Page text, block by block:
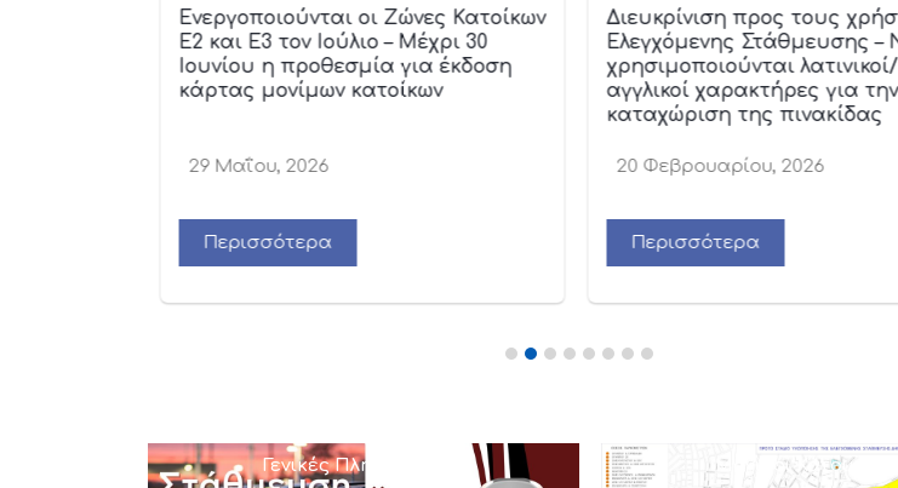
Ενεργοποιούνται οι Ζώνες Κατοίκων
Ε2 και Ε3 τον Ιούλιο – Μέχρι 30
Ιουνίου η προθεσμία για έκδοση
κάρτας μονίμων κατοίκων
29 Μαΐου, 2026
Περισσότερα
Διευκρίνιση προς τους
Ελεγχόμενης Στάθμευσης –
χρησιμοποιούνται λατινικοί/
αγγλικοί χαρακτήρες για την
καταχώριση της πινακίδας
20 Φεβρουαρίου, 2026
Περισσότερα
Γενικές Πληροφορίες Μόνιμοι Κάτοικοι